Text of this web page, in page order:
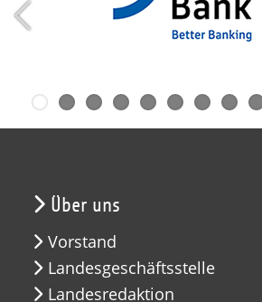
Über uns
Vorstand
Landesgeschäftsstelle
Landesredaktion